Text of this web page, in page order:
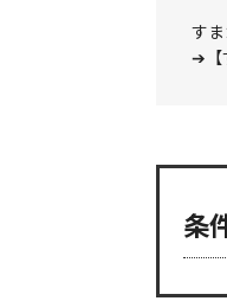
す
➔
条